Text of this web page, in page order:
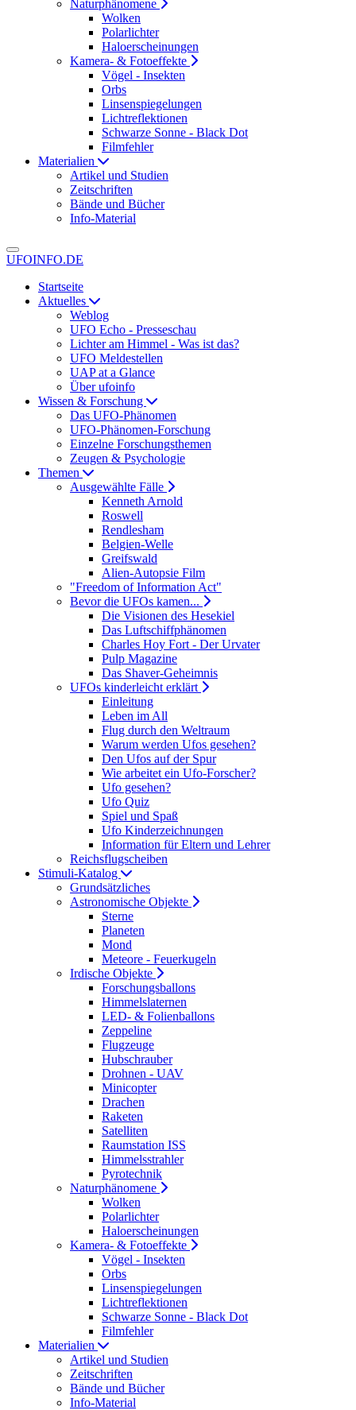
Naturphänomene
Wolken
Polarlichter
Haloerscheinungen
Kamera- & Fotoeffekte
Vögel - Insekten
Orbs
Linsenspiegelungen
Lichtreflektionen
Schwarze Sonne - Black Dot
Filmfehler
Materialien
Artikel und Studien
Zeitschriften
Bände und Bücher
Info-Material
UFOINFO.DE
Startseite
Aktuelles
Weblog
UFO Echo - Presseschau
Lichter am Himmel - Was ist das?
UFO Meldestellen
UAP at a Glance
Über ufoinfo
Wissen & Forschung
Das UFO-Phänomen
UFO-Phänomen-Forschung
Einzelne Forschungsthemen
Zeugen & Psychologie
Themen
Ausgewählte Fälle
Kenneth Arnold
Roswell
Rendlesham
Belgien-Welle
Greifswald
Alien-Autopsie Film
"Freedom of Information Act"
Bevor die UFOs kamen...
Die Visionen des Hesekiel
Das Luftschiffphänomen
Charles Hoy Fort - Der Urvater
Pulp Magazine
Das Shaver-Geheimnis
UFOs kinderleicht erklärt
Einleitung
Leben im All
Flug durch den Weltraum
Warum werden Ufos gesehen?
Den Ufos auf der Spur
Wie arbeitet ein Ufo-Forscher?
Ufo gesehen?
Ufo Quiz
Spiel und Spaß
Ufo Kinderzeichnungen
Information für Eltern und Lehrer
Reichsflugscheiben
Stimuli-Katalog
Grundsätzliches
Astronomische Objekte
Sterne
Planeten
Mond
Meteore - Feuerkugeln
Irdische Objekte
Forschungsballons
Himmelslaternen
LED- & Folienballons
Zeppeline
Flugzeuge
Hubschrauber
Drohnen - UAV
Minicopter
Drachen
Raketen
Satelliten
Raumstation ISS
Himmelsstrahler
Pyrotechnik
Naturphänomene
Wolken
Polarlichter
Haloerscheinungen
Kamera- & Fotoeffekte
Vögel - Insekten
Orbs
Linsenspiegelungen
Lichtreflektionen
Schwarze Sonne - Black Dot
Filmfehler
Materialien
Artikel und Studien
Zeitschriften
Bände und Bücher
Info-Material